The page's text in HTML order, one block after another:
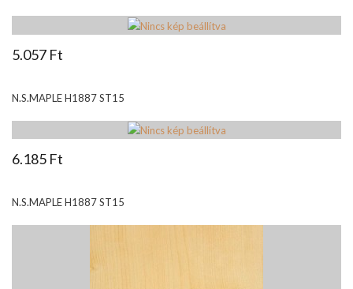
5.057 Ft
N.S.MAPLE H1887 ST15
6.185 Ft
N.S.MAPLE H1887 ST15